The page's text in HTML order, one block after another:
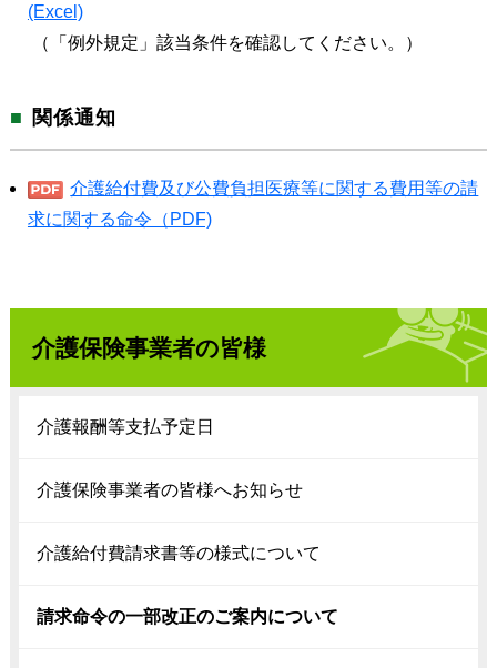
(Excel)
（「例外規定」該当条件を確認してください。）
関係通知
介護給付費及び公費負担医療等に関する費用等の請
求に関する命令（PDF)
介護保険事業者の皆様
介護報酬等支払予定日
介護保険事業者の皆様へお知らせ
介護給付費請求書等の様式について
請求命令の一部改正のご案内について